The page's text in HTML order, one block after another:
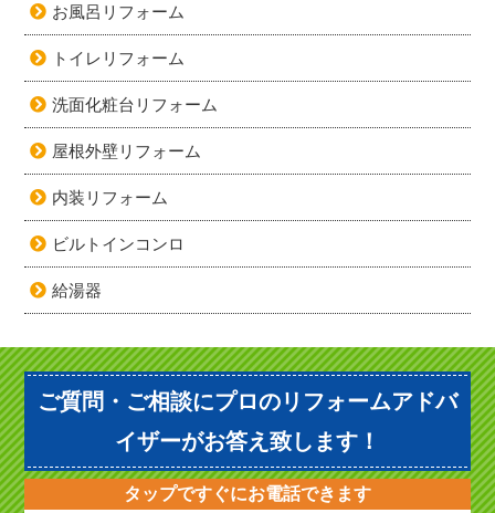
お風呂リフォーム
トイレリフォーム
洗面化粧台リフォーム
屋根外壁リフォーム
内装リフォーム
ビルトインコンロ
給湯器
ご質問・ご相談にプロのリフォームアドバ
イザーがお答え致します！
タップですぐにお電話できます